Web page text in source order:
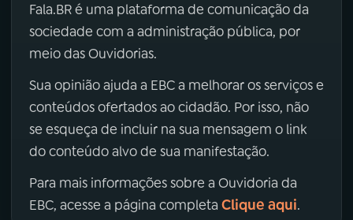
Fala.BR é uma plataforma de comunicação da
sociedade com a administração pública, por
meio das Ouvidorias.
Sua opinião ajuda a EBC a melhorar os serviços e
conteúdos ofertados ao cidadão. Por isso, não
se esqueça de incluir na sua mensagem o link
do conteúdo alvo de sua manifestação.
Para mais informações sobre a Ouvidoria da
EBC, acesse a página completa Clique aqui.